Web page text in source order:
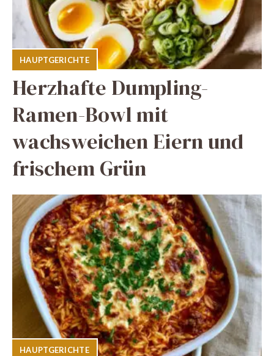
HAUPTGERICHTE
Herzhafte Dumpling-
Ramen-Bowl mit
wachsweichen Eiern und
frischem Grün
HAUPTGERICHTE